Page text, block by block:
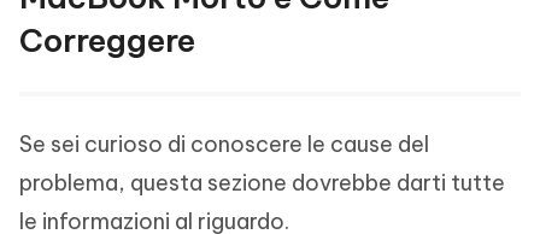
Correggere
Se sei curioso di conoscere le cause del
problema, questa sezione dovrebbe darti tutte
le informazioni al riguardo.